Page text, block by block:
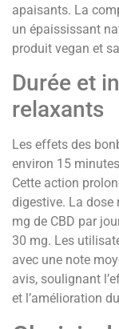
apaisants. La
un épaississant
produit vegan et
Durée et
relaxants
Les effets des
environ 15
Cette action
digestive. La dose
mg de CBD par
30 mg. Les
avec une note
avis, soulignant
et l’amélioration